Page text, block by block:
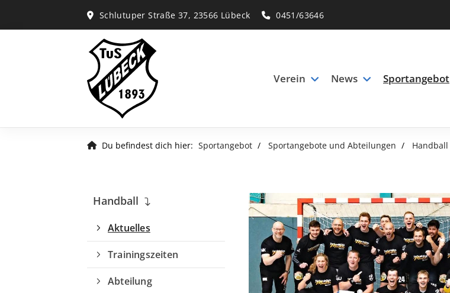
Schlutuper Straße 37, 23566 Lübeck 0451/63646
Verein News Sportangebot
Du befindest dich hier: Sportangebot Sportangebote und Abteilungen Handball
Handball
Aktuelles
Trainingszeiten
Abteilung